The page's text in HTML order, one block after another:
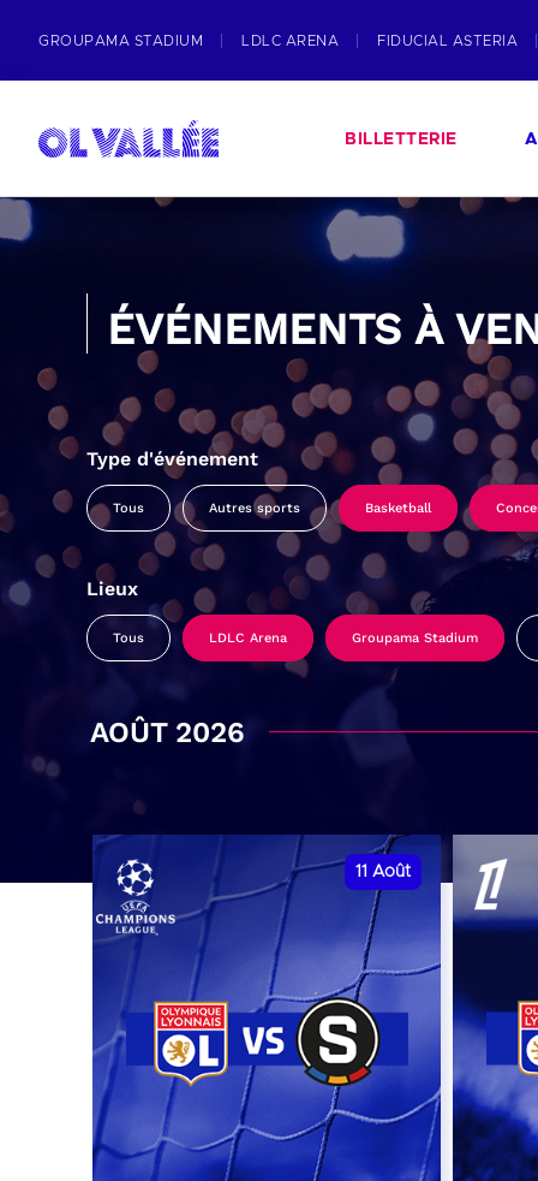
GROUPAMA STADIUM LDLC ARENA FIDUCIAL ASTERIA
BILLETTERIE
ÉVÉNEMENTS À
Type d'événement
Tous Autres sports Basketball
Lieux
Tous LDLC Arena Groupama Stadium
AOÛT 2026
11 Août